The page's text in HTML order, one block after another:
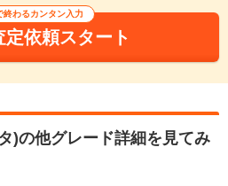
終わるカンタン入力
定依頼スタート
)の他グレード詳細を見てみ